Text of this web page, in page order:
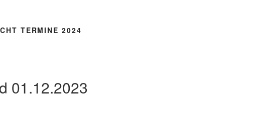
TERMINE 2024
01.12.2023